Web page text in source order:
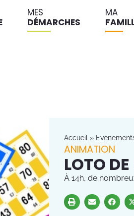
MES
DÉMARCHES
MA
Accueil »
ANIMATION
LOTO
À 14h, de